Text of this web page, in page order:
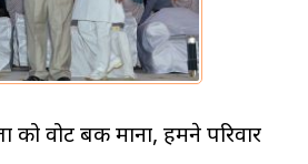
को वोट बैंक माना, हमने परिवार